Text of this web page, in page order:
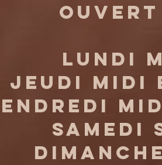
ouvert
lundi
jeudi midi
samedi